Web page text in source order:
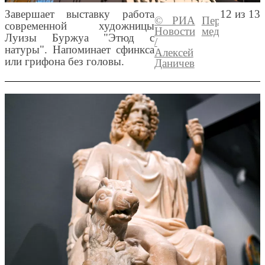
Завершает выставку работа
современной художницы
Луизы Буржуа "Этюд с
натуры". Напоминает сфинкса
или грифона без головы.
© РИА
Новости
/
Алексей
Даничев
Перейти в
медиабанк
12 из 13